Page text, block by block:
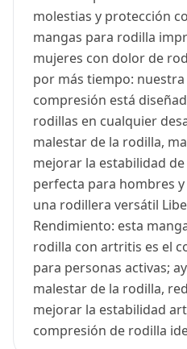
molestias y protección
mangas para rodilla
mujeres con dolor de
por más tiempo:
compresión está
rodillas en cualquier
malestar de la rodilla,
mejorar la estabilidad
perfecta para hombres
una rodillera versátil
Rendimiento: esta
rodilla con artritis es el
para personas activas;
malestar de la rodilla,
mejorar la estabilidad
compresión de rodilla